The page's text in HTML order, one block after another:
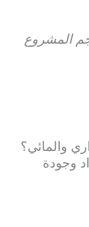
المشروع
والمائي؟
وجودة